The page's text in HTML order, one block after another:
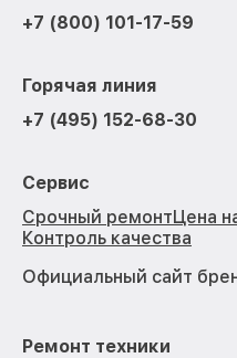
+7 (800) 101-17-59
Горячая линия
+7 (495) 152-68-30
Сервис
Срочный ремонтЦена
Контроль качества
Официальный сайт
Ремонт техники